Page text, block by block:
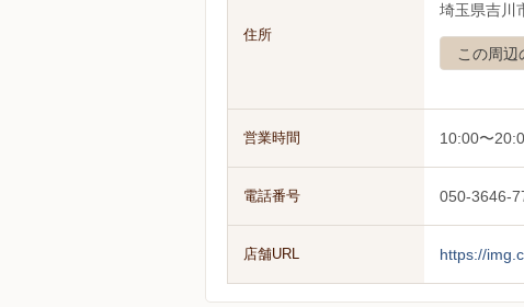
住所
埼玉県吉川
この周辺
営業時間 10:00〜
電話番号 050-3646-
店舗URL https://